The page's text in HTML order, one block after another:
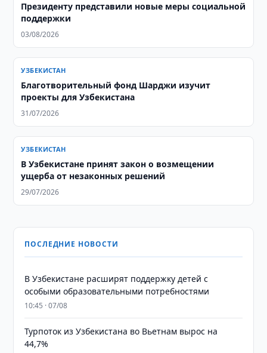
Президенту представили новые меры социальной
поддержки
03/08/2026
УЗБЕКИСТАН
Благотворительный фонд Шарджи изучит
проекты для Узбекистана
31/07/2026
УЗБЕКИСТАН
В Узбекистане принят закон о возмещении
ущерба от незаконных решений
29/07/2026
ПОСЛЕДНИЕ НОВОСТИ
В Узбекистане расширят поддержку детей с
особыми образовательными потребностями
10:45 · 07/08
Турпоток из Узбекистана во Вьетнам вырос на
44,7%